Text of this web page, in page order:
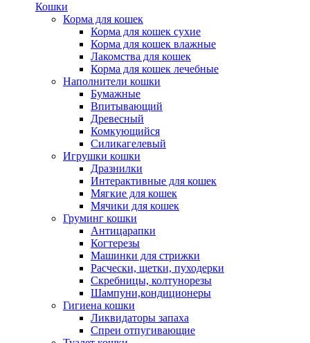
Кошки
Корма для кошек
Корма для кошек сухие
Корма для кошек влажные
Лакомства для кошек
Корма для кошек лечебные
Наполнители кошки
Бумажные
Впитывающий
Древесный
Комкующийся
Силикагелевый
Игрушки кошки
Дразнилки
Интерактивные для кошек
Мягкие для кошек
Мячики для кошек
Груминг кошки
Антицарапки
Когтерезы
Машинки для стрижки
Расчески, щетки, пуходерки
Скребницы, колтунорезы
Шампуни,кондиционеры
Гигиена кошки
Ликвидаторы запаха
Спреи отпугивающие